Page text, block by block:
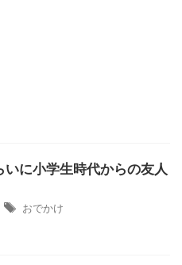
いに小学生時代からの友人
おでかけ